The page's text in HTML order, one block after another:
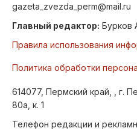
gazeta_zvezda_perm@mail.ru
Главный редактор: Бурков
Правила использования
Политика обработки
614077, Пермский край, , г.
80а, к. 1
Телефон редакции и